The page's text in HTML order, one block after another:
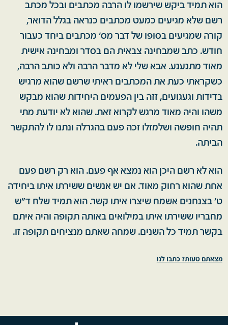
הוא תמיד ביקש שירשמו לו הרבה מכתבים ובכל מכתב
רשם שלא מגיעים כמעט מכתבים כנראה בגלל הדואר,
קורה שמגיעים בסופו של דבר מס' מכתבים ביחד כעבור
חודש. כתב שמבחינה צבאית הם בסדר ומבחינה אישית
מאוד מתגעגע. אבא שלי לא מדבר הרבה ולא כותב הרבה,
כשקראתי כעת את המכתבים ראיתי שרשם שהוא מרגיש
בדידות וגעגועים, זזה בין הפעמים היחידות שהוא מבקש
משהו והיה מאוד מרגש לקרוא זאת. שהוא לא יודעת מתי
תהיה חופשה ושלמזלו זכה פעם בהגרלה ונתנו לו להתקשר
הביתה.
הוא לא רשם היכן הוא נמצא אף פעם. הוא רק רשם פעם
אחת שהוא רחוק מאוד. אם יש אנשים ששירתו איתו ביחידה
ט' בצנחנים אשמח שיצרו איתו קשר. הוא תמיד שלח ד"ש
מחבריו ששירתו איתו במילואים באותה תקופה והיה איתם
בקשר תמיד כל השנים. שמחה שאתם מנציחים תקופה זו.
מצאתם טעות? כתבו לנו